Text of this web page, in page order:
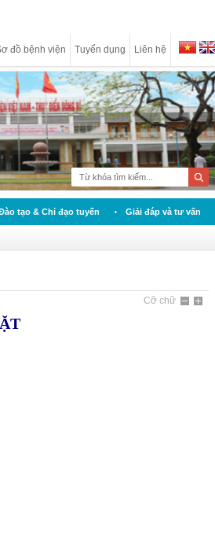
đồ bệnh viện Tuyển dụng Liên hệ
tạo & Chỉ đạo tuyến Giải đáp và tư vấn
Cỡ chữ